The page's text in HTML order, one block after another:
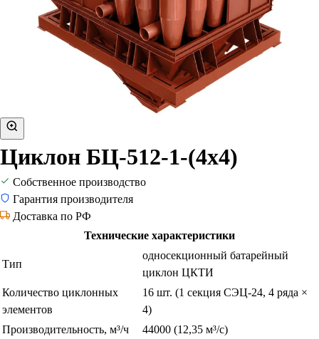
Циклон БЦ-512-1-(4х4)
Собственное производство
Гарантия производителя
Доставка по РФ
Технические характеристики
Тип
односекционный батарейный
циклон ЦКТИ
Количество циклонных
элементов
16 шт. (1 секция СЭЦ-24, 4 ряда ×
4)
Производительность, м³/ч
44000 (12,35 м³/с)